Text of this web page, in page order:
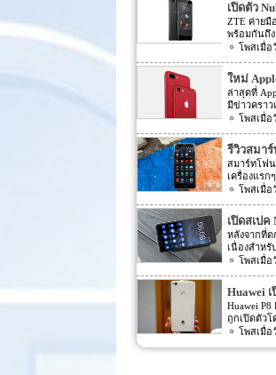
เปิดตัว
ZTE ค่ายมื
พร้อมกันถึง
Lite และ
นี้เราจะมา
ที่มีจุดขาย
กล้องหน้า
สนใจอีก
ความละเอี
กล้องหน้า
16MP พร้อ
สามารถจั
ทำให้การ
หน้าจอเป็น
ถึง 1080p
การทำงาน
เป็นชิปประ
4GB หน่วย
[…]
ใหม่
ร้อนแรง
ล่าสุดที่
มีข่าวคราว
ฮิตในประเ
อาจจะพลา
ทันสมัยใน
ดีที่คุณกำลั
พร้อมการ
ร้อนแรง เ
Apple กระ
iPhone 7
กุศลของ
Apple จะ
แต่งให้ แต่
สีแดงอันร้
ลงไปใน
บริษัท
ที่ 24 มีนาค
ขายเป็นเว
เวลาในฝั่ง
รีวิวสมา
สมาร์ทโฟ
เครื่องแรก
Android ห
Bird ที่ฮิต
ในที่สามาร
สมาร์ทโฟน
ก็ได้มีการ
มากมาย ล่
HTC U
จอ Super
แบบ
สามารถป้
ของภาพสูง
(513ppi) ใ
ที่มีความเร็
เปิดสเป
รสมาร์ท
หลังจากที่ต
เนื่องสำห
โฟน อย่าง
เอาสมาร์
การ Nokia
1000 ซึ่งจ
ซอฟต์แวร์
Nokia 6 ไ
เป็นสมาร์ท
Huawei
พร้อมหน้
655
Huawei
ถูกเปิดตัวโ
ในตลาดยุโ